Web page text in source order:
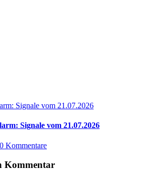
Signale vom 21.07.2026
Signale vom 21.07.2026
0 Kommentare
Kommentar